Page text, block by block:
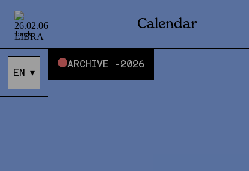
back
Calendar
EN ▾
ARCHIVE -2026